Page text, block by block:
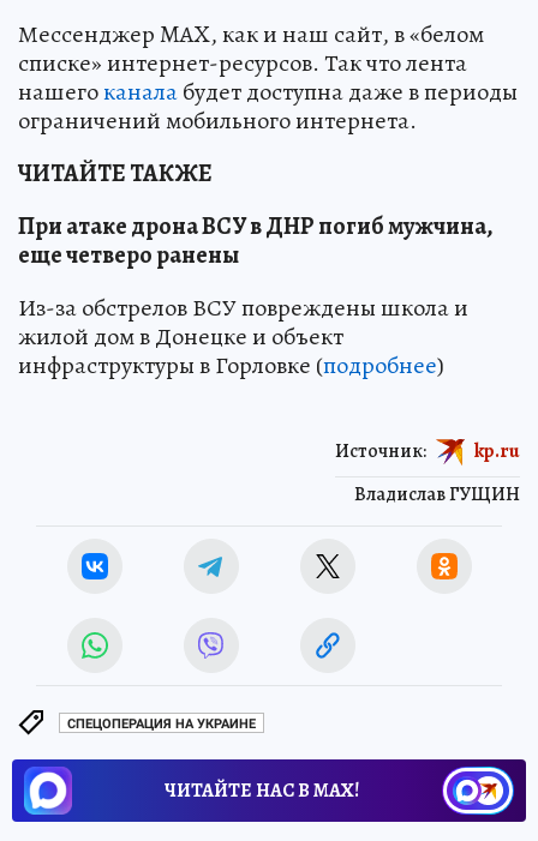
Мессенджер MAX, как и наш сайт, в «белом
списке» интернет-ресурсов. Так что лента
нашегоканалабудет доступна даже в периоды
ограничений мобильного интернета.
ЧИТАЙТЕ ТАКЖЕ
При атаке дрона ВСУ в ДНР погиб мужчина,
еще четверо ранены
Из-за обстрелов ВСУ повреждены школа и
жилой дом в Донецке и объект
инфраструктуры в Горловке (подробнее)
Владислав ГУЩИН
Источник: kp.ru
СПЕЦОПЕРАЦИЯ НА УКРАИНЕ
ЧИТАЙТЕ НАС В МАХ!